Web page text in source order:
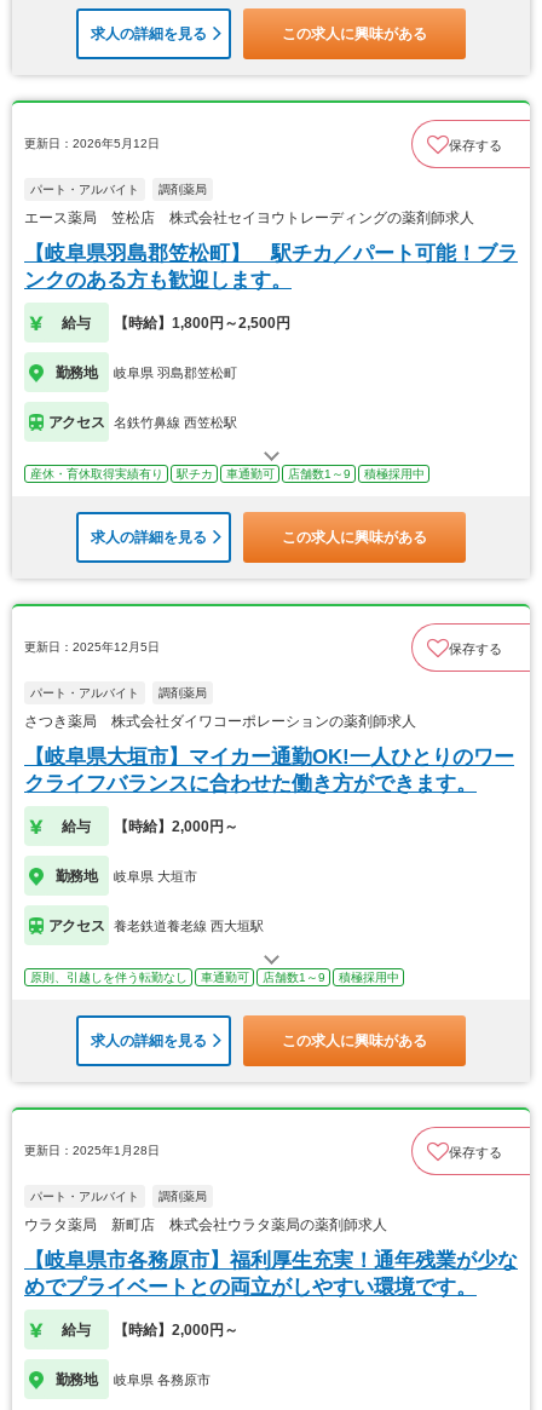
求人の詳細を見る この求人に興味がある
更新日：2026年5月12日 保存する
パート・アルバイト 調剤薬局
エース薬局 笠松店 株式会社セイヨウトレーディングの薬剤師求人
【岐阜県羽島郡笠松町】 駅チカ／パート可能！ブラ
ンクのある方も歓迎します。
給与 【時給】1,800円～2,500円
勤務地 岐阜県 羽島郡笠松町
アクセス 名鉄竹鼻線 西笠松駅
産休・育休取得実績有り 駅チカ 車通勤可 店舗数1～9 積極採用中
求人の詳細を見る この求人に興味がある
更新日：2025年12月5日 保存する
パート・アルバイト 調剤薬局
さつき薬局 株式会社ダイワコーポレーションの薬剤師求人
【岐阜県大垣市】マイカー通勤OK!一人ひとりのワー
クライフバランスに合わせた働き方ができます。
給与 【時給】2,000円～
勤務地 岐阜県 大垣市
アクセス 養老鉄道養老線 西大垣駅
原則、引越しを伴う転勤なし 車通勤可 店舗数1～9 積極採用中
求人の詳細を見る この求人に興味がある
更新日：2025年1月28日 保存する
パート・アルバイト 調剤薬局
ウラタ薬局 新町店 株式会社ウラタ薬局の薬剤師求人
【岐阜県市各務原市】福利厚生充実！通年残業が少な
めでプライベートとの両立がしやすい環境です。
給与 【時給】2,000円～
勤務地 岐阜県 各務原市